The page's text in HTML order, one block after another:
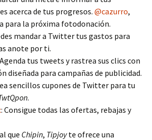
acerca de tus progresos. @cazurro,
para la próxima fotodonación.
mandar a Twitter tus gastos para
anote por ti.
tus tweets y rastrea sus clics con
diseñada para campañas de publicidad.
sencillos cupones de Twitter para tu
.
: Consigue todas las ofertas, rebajas y
que Chipin, Tipjoyte ofrece una